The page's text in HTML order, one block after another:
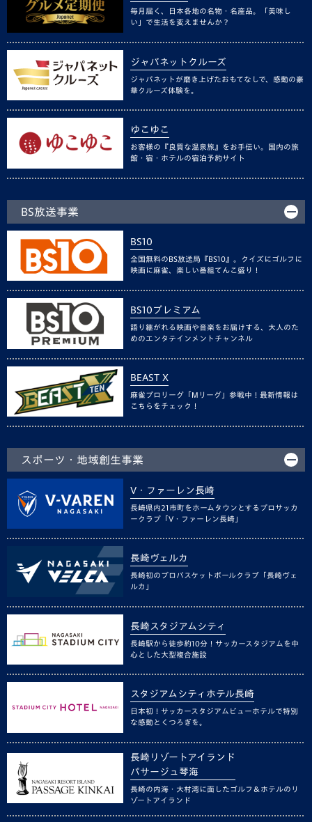
毎月届く、日本各地の名物・名産品。「美味し
い」で生活を変えませんか？
ジャパネットクルーズ
ジャパネットが磨き上げたおもてなしで、感動の豪
華クルーズ体験を。
ゆこゆこ
お客様の『良質な温泉旅』をお手伝い。国内の旅
館・宿・ホテルの宿泊予約サイト
BS放送事業
BS10
全国無料のBS放送局『BS10』。クイズにゴルフに
映画に麻雀、楽しい番組てんこ盛り！
BS10プレミアム
語り継がれる映画や音楽をお届けする、大人のた
めのエンタテインメントチャンネル
BEAST X
麻雀プロリーグ「Mリーグ」参戦中！最新情報は
こちらをチェック！
スポーツ・地域創生事業
V・ファーレン長崎
長崎県内21市町をホームタウンとするプロサッカ
ークラブ「V・ファーレン長崎」
長崎ヴェルカ
長崎初のプロバスケットボールクラブ「長崎ヴェ
ルカ」
長崎スタジアムシティ
長崎駅から徒歩約10分！サッカースタジアムを中
心とした大型複合施設
スタジアムシティホテル長崎
日本初！サッカースタジアムビューホテルで特別
な感動とくつろぎを。
長崎リゾートアイランド
パサージュ琴海
長崎の内海・大村湾に面したゴルフ＆ホテルのリ
ゾートアイランド